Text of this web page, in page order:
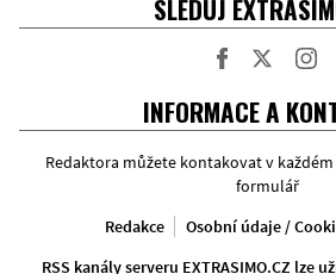
SLEDUJ
INFORMACE A
Redaktora můžete kontakovat v
formulář
Redakce
Osobní údaje /
RSS kanály serveru EXTRASIMO.CZ lze